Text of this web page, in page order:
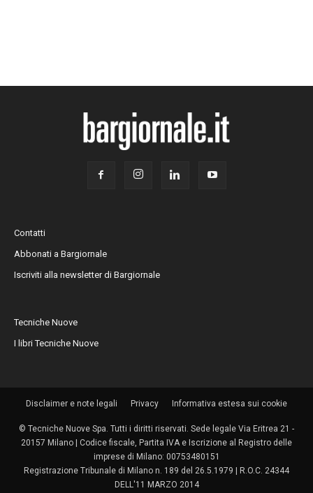
Contatti
Abbonati a Bargiornale
Iscriviti alla newsletter di Bargiornale
Tecniche Nuove
I libri Tecniche Nuove
Disclaimer e note legali Privacy Informativa estesa sui cookie
© Tecniche Nuove Spa. Tutti i diritti riservati. Sede legale Via Eritrea 21 -
20157 Milano | Codice fiscale, Partita IVA e Iscrizione al Registro delle
imprese di Milano: 00753480151
Registrazione Tribunale di Milano n. 189 del 26.5.1979 | R.O.C. 24344
DELL'11 MARZO 2014